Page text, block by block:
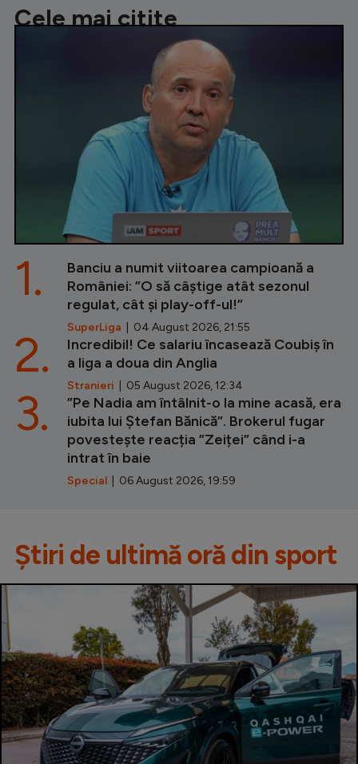
Cele mai citite
Banciu a numit viitoarea campioană a
României: ”O să câștige atât sezonul
regulat, cât și play-off-ul!”
SuperLiga | 04 August 2026, 21:55
1.
Incredibil! Ce salariu încasează Coubiș în
a liga a doua din Anglia
Stranieri | 05 August 2026, 12:34
2.
”Pe Nadia am întâlnit-o la mine acasă, era
iubita lui Ștefan Bănică”. Brokerul fugar
povestește reacția ”Zeiței” când i-a
intrat în baie
Special | 06 August 2026, 19:59
3.
Știri de ultimă oră din sport